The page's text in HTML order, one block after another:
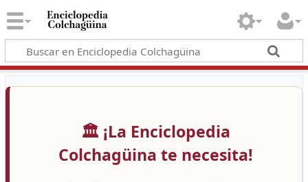
🏛️ ¡La Enciclopedia
Colchagüina te necesita!